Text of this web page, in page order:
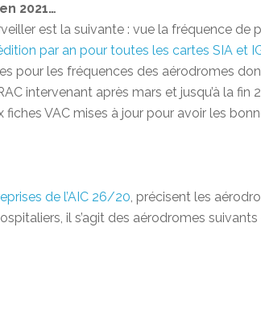
2021…
est la suivante : vue la fréquence de
par an pour toutes les cartes SIA et
pour les fréquences des aérodromes
intervenant après mars et jusqu’à la fin
fiches VAC mises à jour pour avoir les
de l’AIC 26/20, précisent les
il s’agit des aérodromes